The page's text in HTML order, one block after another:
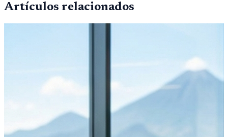
Artículos relacionados